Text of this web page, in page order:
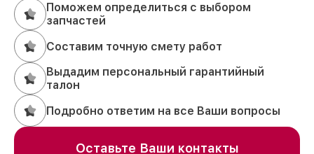
Поможем определиться с выбором
запчастей
Составим точную смету работ
Выдадим персональный гарантийный
талон
Подробно ответим на все Ваши вопросы
Оставьте Ваши контакты